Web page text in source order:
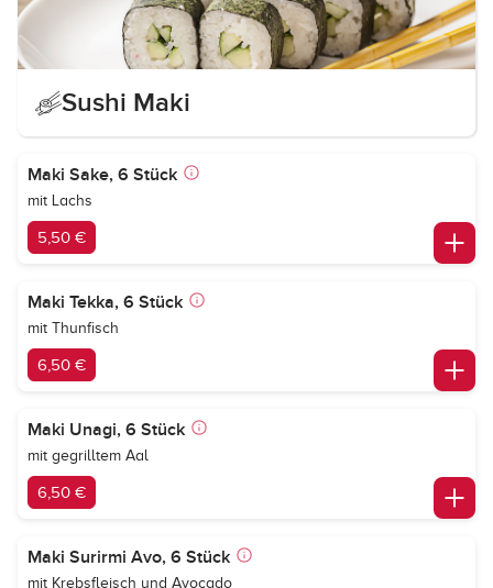
Sushi Maki
Maki Sake, 6 Stück
mit Lachs
5,50 €
Maki Tekka, 6 Stück
mit Thunfisch
6,50 €
Maki Unagi, 6 Stück
mit gegrilltem Aal
6,50 €
Maki Surirmi Avo, 6 Stück
mit Krebsfleisch und Avocado